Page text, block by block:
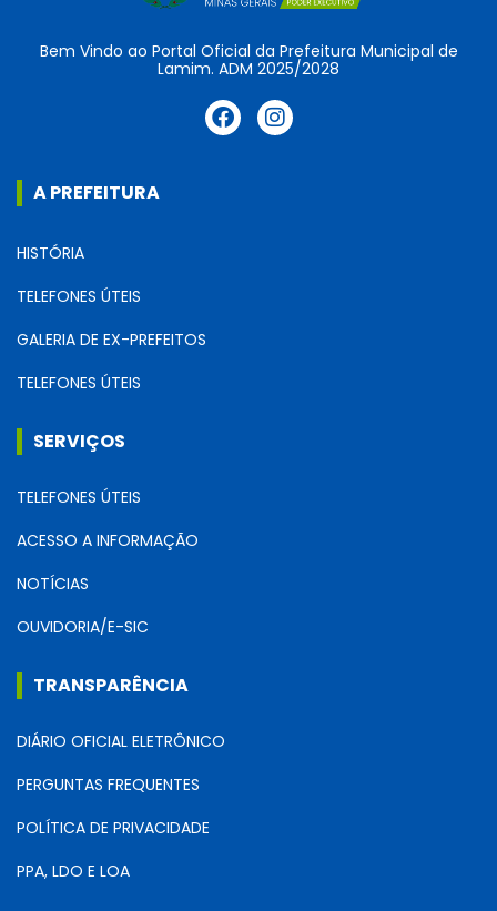
Bem Vindo ao Portal Oficial da Prefeitura Municipal de
Lamim. ADM 2025/2028
A PREFEITURA
HISTÓRIA
TELEFONES ÚTEIS
GALERIA DE EX-PREFEITOS
TELEFONES ÚTEIS
SERVIÇOS
TELEFONES ÚTEIS
ACESSO A INFORMAÇÃO
NOTÍCIAS
OUVIDORIA/E-SIC
TRANSPARÊNCIA
DIÁRIO OFICIAL ELETRÔNICO
PERGUNTAS FREQUENTES
POLÍTICA DE PRIVACIDADE
PPA, LDO E LOA